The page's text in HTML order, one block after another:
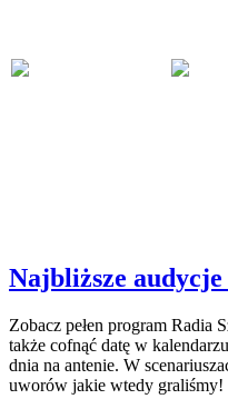
Najbliższe
Zobacz pełen program Radia
także cofnąć datę w
dnia na antenie. W
uworów jakie wtedy graliśmy!